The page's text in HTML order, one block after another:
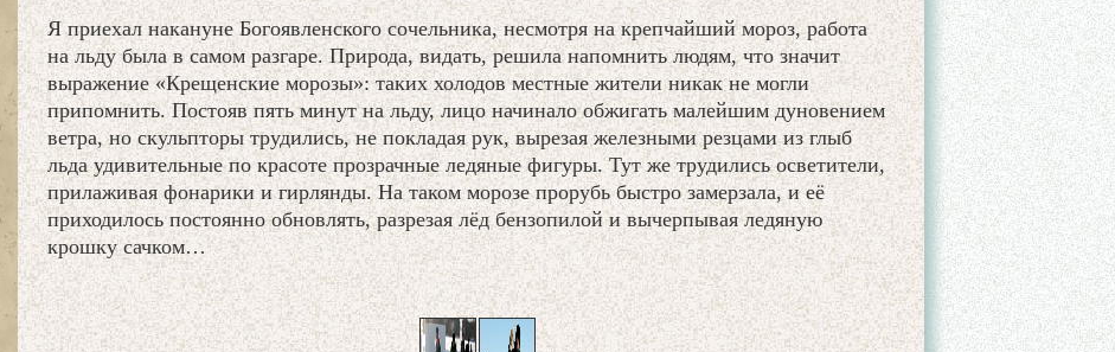
Я приехал накануне Богоявленского сочельника, несмотря на крепчайший мороз, работа
на льду была в самом разгаре. Природа, видать, решила напомнить людям, что значит
выражение «Крещенские морозы»: таких холодов местные жители никак не могли
припомнить. Постояв пять минут на льду, лицо начинало обжигать малейшим дуновением
ветра, но скульпторы трудились, не покладая рук, вырезая железными резцами из глыб
льда удивительные по красоте прозрачные ледяные фигуры. Тут же трудились осветители,
прилаживая фонарики и гирлянды. На таком морозе прорубь быстро замерзала, и её
приходилось постоянно обновлять, разрезая лёд бензопилой и вычерпывая ледяную
крошку сачком…